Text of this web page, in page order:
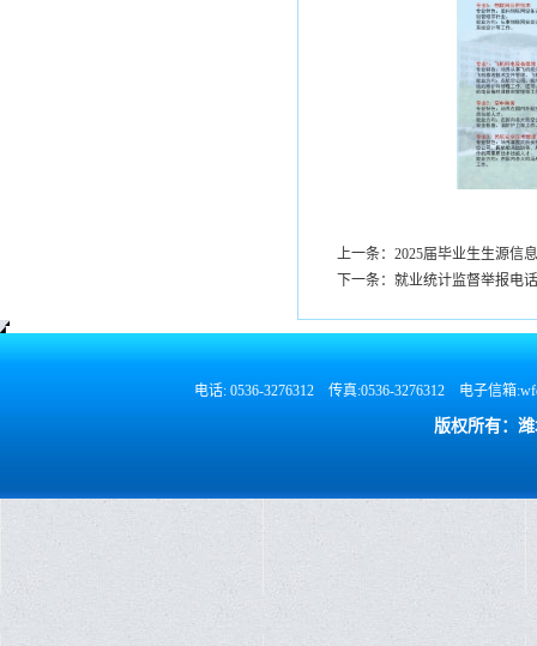
上一条：2025届毕业生生源信
下一条：就业统计监督举报电话
电话: 0536-3276312 传真:0536-3276312 电子信箱
版权所有：